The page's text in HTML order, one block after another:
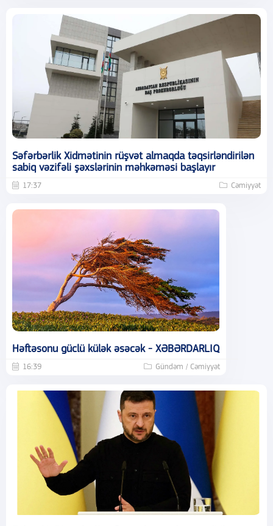
Səfərbərlik Xidmətinin rüşvət almaqda təqsirləndirilən
sabiq vəzifəli şəxslərinin məhkəməsi başlayır
17:37 Cəmiyyət
Həftəsonu güclü külək əsəcək - XƏBƏRDARLIQ
16:39 Gündəm / Cəmiyyət